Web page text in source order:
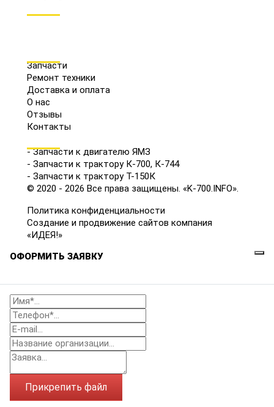
Запчасти
Ремонт техники
Доставка и оплата
О нас
Отзывы
Контакты
- Запчасти к двигателю ЯМЗ
- Запчасти к трактору К-700, К-744
- Запчасти к трактору Т-150К
© 2020 - 2026 Все права защищены. «K-700.INFO».
Политика конфиденциальности
Создание и продвижение сайтов компания
«ИДЕЯ!»
ОФОРМИТЬ ЗАЯВКУ
Прикрепить файл